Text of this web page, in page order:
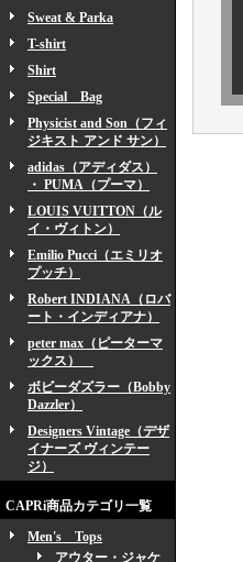
Sweat & Parka
T-shirt
Shirt
Special Bag
Physicist and Son（フィ
ジキスト アンド サン）
adidas（アディダス）
・ PUMA（プーマ）
LOUIS VUITTON（ル
イ・ヴィトン）
Emilio Pucci（エミリオ
プッチ）
Robert INDIANA（ロバ
ート・インディアナ）
peter max（ピーターマ
ックス）
ボビーダズラー（Bobby
Dazzler）
Designers Vintage（デザ
イナーズ ヴィンテー
ジ）
CAPRi商品カテゴリ一覧
Men's Tops
アウター・ジャケ